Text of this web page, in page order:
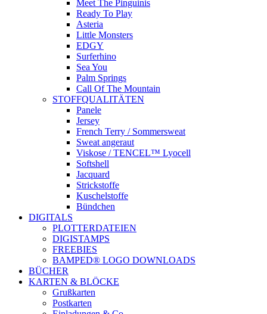
Meet The Pinguinis
Ready To Play
Asteria
Little Monsters
EDGY
Surferhino
Sea You
Palm Springs
Call Of The Mountain
STOFFQUALITÄTEN
Panele
Jersey
French Terry / Sommersweat
Sweat angeraut
Viskose / TENCEL™ Lyocell
Softshell
Jacquard
Strickstoffe
Kuschelstoffe
Bündchen
DIGITALS
PLOTTERDATEIEN
DIGISTAMPS
FREEBIES
BAMPED® LOGO DOWNLOADS
BÜCHER
KARTEN & BLÖCKE
Grußkarten
Postkarten